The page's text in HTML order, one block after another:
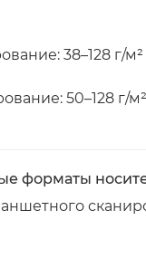
38–128 г/
50–128 г/
форматы